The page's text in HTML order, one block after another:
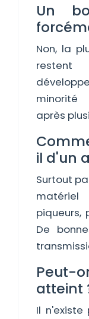
Un
Non, la
restent
minorité
après
il d'un
Surtout
piqueurs,
De
Peut-
atteint
Il